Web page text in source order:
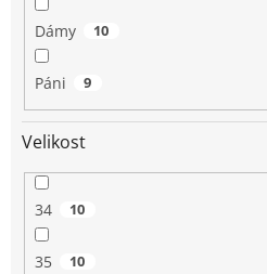
Dámy 10
Páni 9
Velikost
34 10
35 10